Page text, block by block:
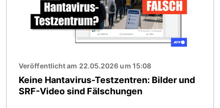
Veröffentlicht am 22.05.2026 um 15:08
Keine Hantavirus-Testzentren: Bilder und
SRF-Video sind Fälschungen